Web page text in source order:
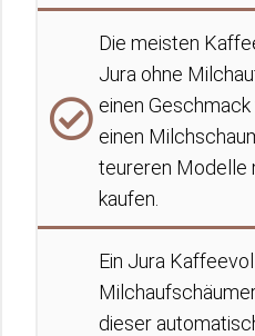
Die meisten
Jura ohne
einen
einen
teureren Modelle
kaufen.
Ein Jura
dieser